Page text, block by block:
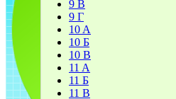
9 В
9 Г
10 A
10 Б
10 В
11 A
11 Б
11 В